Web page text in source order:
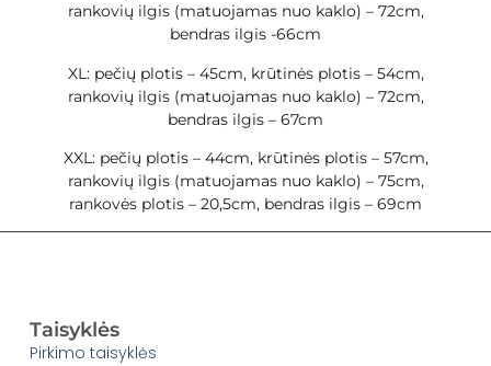
rankovių ilgis (matuojamas nuo kaklo) – 72cm,
bendras ilgis -66cm
XL: pečių plotis – 45cm, krūtinės plotis – 54cm,
rankovių ilgis (matuojamas nuo kaklo) – 72cm,
bendras ilgis – 67cm
XXL: pečių plotis – 44cm, krūtinės plotis – 57cm,
rankovių ilgis (matuojamas nuo kaklo) – 75cm,
rankovės plotis – 20,5cm, bendras ilgis – 69cm
Taisyklės
Pirkimo taisyklės